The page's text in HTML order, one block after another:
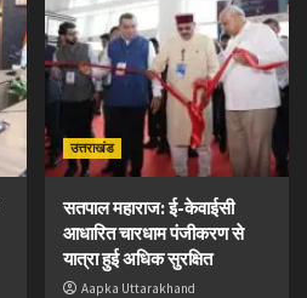
उत्तराखंड
सतपाल महाराज: ई-केवाईसी
आधारित चारधाम पंजीकरण से
यात्रा हुई अधिक सुरक्षित
Aapka Uttarakhand